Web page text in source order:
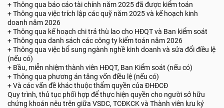
+ Thông qua báo cáo tài chính năm 2025 đã được kiểm toán
+ Thông qua việc trích lập các quỹ năm 2025 và kế hoạch kinh
doanh năm 2026
+ Thông qua kế hoạch chi trả thù lao cho HĐQT và Ban kiểm soát
+ Thông qua danh sách các công ty kiểm toán năm 2026
+ Thông qua việc bổ sung ngành nghề kinh doanh và sửa đổi điều lệ
(nếu có)
+ Bầu, miễn nhiệm thành viên HĐQT, Ban Kiểm soát (nếu có)
+ Thông qua phương án tăng vốn điều lệ (nếu có)
+ Và các vấn đề khác thuộc thẩm quyền của ĐHĐCĐ
Quy trình, thủ tục phối hợp để thực hiện quyền cho người sở hữu
chứng khoán nêu trên giữa VSDC, TCĐKCK và Thành viên lưu ký